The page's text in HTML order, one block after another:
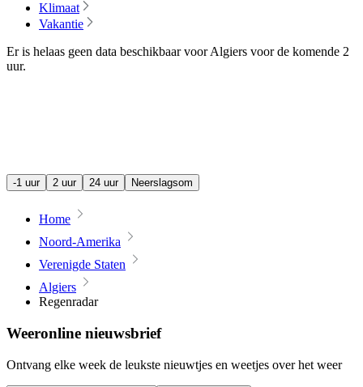
Klimaat
Vakantie
Er is helaas geen data beschikbaar voor Algiers voor de komende 2
uur.
-1 uur 2 uur 24 uur Neerslagsom
Home
Noord-Amerika
Verenigde Staten
Algiers
Regenradar
Weeronline nieuwsbrief
Ontvang elke week de leukste nieuwtjes en weetjes over het weer